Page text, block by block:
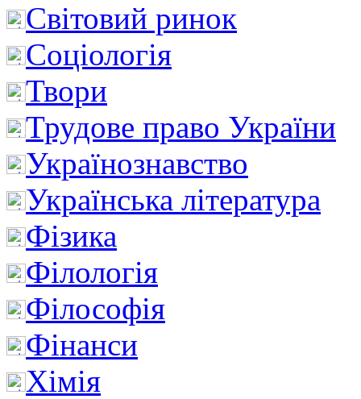
Світовий ринок
Соціологія
Твори
Трудове право України
Українознавство
Українська література
Фізика
Філологія
Філософія
Фінанси
Хімія